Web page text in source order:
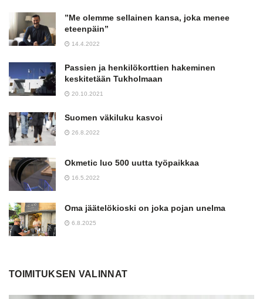
”Me olemme sellainen kansa, joka menee
eteenpäin”
14.4.2022
Passien ja henkilökorttien hakeminen
keskitetään Tukholmaan
20.10.2021
Suomen väkiluku kasvoi
26.8.2022
Okmetic luo 500 uutta työpaikkaa
16.5.2022
Oma jäätelökioski on joka pojan unelma
6.8.2025
TOIMITUKSEN VALINNAT